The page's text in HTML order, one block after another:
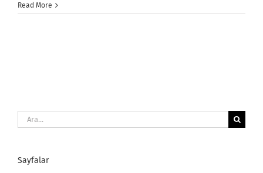
için
Read More
Ara:
Sayfalar